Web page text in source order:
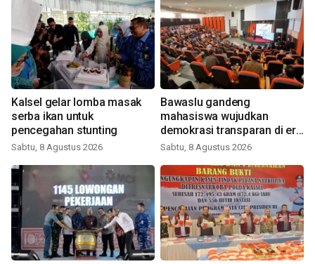
Kalsel gelar lomba masak
serba ikan untuk
pencegahan stunting
Sabtu, 8 Agustus 2026
Bawaslu gandeng
mahasiswa wujudkan
demokrasi transparan di era
digital
Sabtu, 8 Agustus 2026